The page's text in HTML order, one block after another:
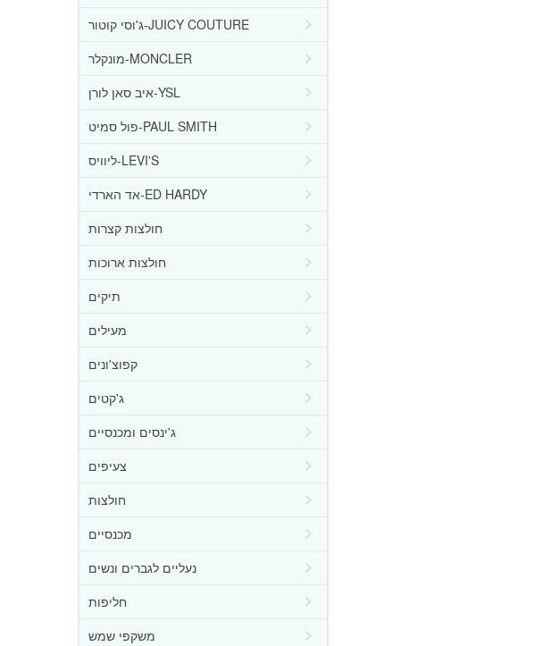
ג'וסי קוטור-JUICY COUTURE
מונקלר-MONCLER
איב סאן לורן-YSL
פול סמיט-PAUL SMITH
ליוויס-LEVI'S
אד הארדי-ED HARDY
חולצות קצרות
חולצות ארוכות
תיקים
מעילים
קפוצ'ונים
ג'קטים
ג'ינסים ומכנסיים
צעיפים
חולצות
מכנסיים
נעליים לגברים ונשים
חליפות
משקפי שמש